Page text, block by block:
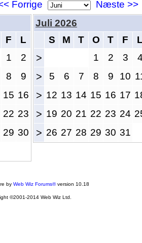
Forrige
Næste >>
F L
1 2
8 9
15 16
22 23
29 30
Juli 2026
S
M T O T F
> 1 2 3
> 5 6 7 8 9 10
> 12 13 14 15 16 17
> 19 20 21 22 23 24
> 26 27 28 29 30 31
by Web Wiz Forums®version 10.18
©2001-2014 Web Wiz Ltd.